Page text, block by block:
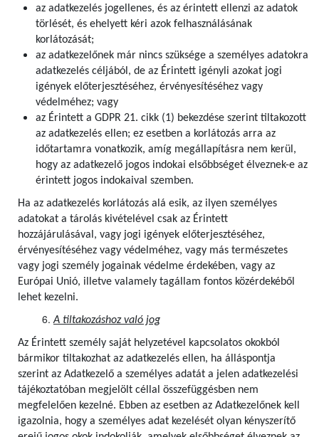
az adatkezelés jogellenes, és az érintett ellenzi az adatok
törlését, és ehelyett kéri azok felhasználásának
korlátozását;
az adatkezelőnek már nincs szüksége a személyes adatokra
adatkezelés céljából, de az Érintett igényli azokat jogi
igények előterjesztéséhez, érvényesítéséhez vagy
védelméhez; vagy
az Érintett a GDPR 21. cikk (1) bekezdése szerint tiltakozott
az adatkezelés ellen; ez esetben a korlátozás arra az
időtartamra vonatkozik, amíg megállapításra nem kerül,
hogy az adatkezelő jogos indokai elsőbbséget élveznek-e az
érintett jogos indokaival szemben.
Ha az adatkezelés korlátozás alá esik, az ilyen személyes
adatokat a tárolás kivételével csak az Érintett
hozzájárulásával, vagy jogi igények előterjesztéséhez,
érvényesítéséhez vagy védelméhez, vagy más természetes
vagy jogi személy jogainak védelme érdekében, vagy az
Európai Unió, illetve valamely tagállam fontos közérdekéből
lehet kezelni.
A tiltakozáshoz való jog
Az Érintett személy saját helyzetével kapcsolatos okokból
bármikor tiltakozhat az adatkezelés ellen, ha álláspontja
szerint az Adatkezelő a személyes adatát a jelen adatkezelési
tájékoztatóban megjelölt céllal összefüggésben nem
megfelelően kezelné. Ebben az esetben az Adatkezelőnek kell
igazolnia, hogy a személyes adat kezelését olyan kényszerítő